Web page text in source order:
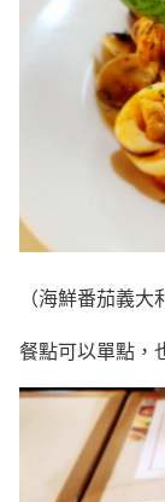
（海鮮番茄義大
餐點可以單點，